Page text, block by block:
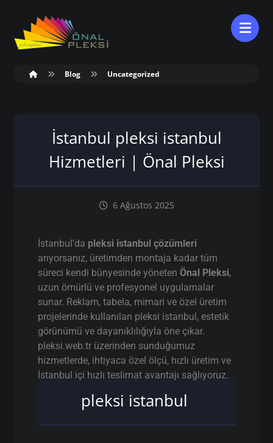
Blog Uncategorized
İstanbul pleksi istanbul
Hizmetleri | Önal Pleksi
6 Ağustos 2025
İstanbul’da pleksi istanbul çözümleri
arıyorsanız, üretimden montaja kadar tüm
süreci kendi bünyesinde yönetenÖnal Pleksi,
uzun ömürlü ve profesyonel uygulamalar
sunar. Reklam, tabela, mimari ve özel üretim
projelerinde kullanılan pleksi istanbul, estetik
görünümü ve dayanıklılığıyla öne çıkar.
pleksi.web.tr üzerinden sunduğumuz
hizmetlerde, ihtiyaca özel ölçü, hızlı üretim ve
İstanbul içi hızlı teslimat avantajı sağlıyoruz.
pleksi istanbul